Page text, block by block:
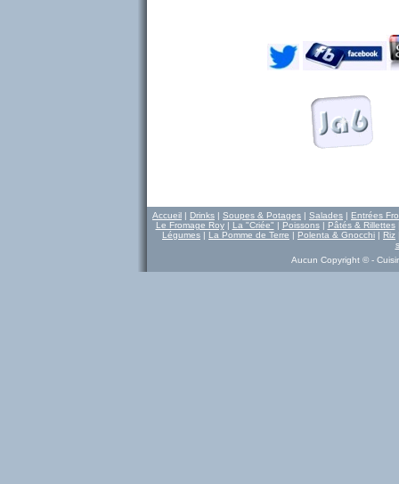
Accueil | Drinks | Soupes & Potages | Salades | Entrées
Le Fromage Roy| La "Criée" | Poissons| Pâtés & Rillettes
Légumes | La Pomme de Terre | Polenta & Gnocchi | Riz
Aucun Copyright © -